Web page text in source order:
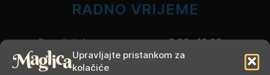
Upravljajte pristankom za
kolačiće
RADNO VRIJEME
Ponedjeljak 9.00 - 19.00
Utorak